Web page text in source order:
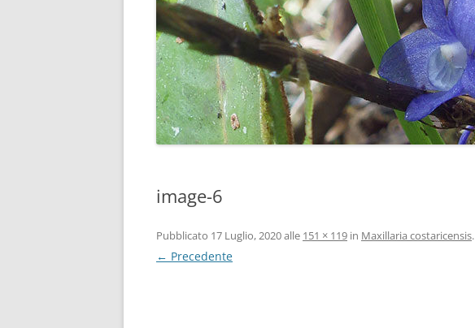
image-6
Pubblicato 17 Luglio, 2020alle 151 × 119 in Maxillaria costaricensis.
← Precedente